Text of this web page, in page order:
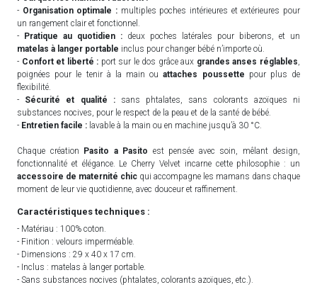
- Organisation optimale : multiples poches intérieures et extérieures pour
un rangement clair et fonctionnel.
- Pratique au quotidien : deux poches latérales pour biberons, et un
matelas à langer portable inclus pour changer bébé n’importe où.
- Confort et liberté : port sur le dos grâce aux grandes anses réglables
poignées pour le tenir à la main ouattaches poussette pour plus de
flexibilité.
- Sécurité et qualité :sans phtalates, sans colorants azoïques ni
substances nocives, pour le respect de la peau et de la santé de bébé.
- Entretien facile : lavable à la main ou en machine jusqu’à 30 °C.
Chaque création Pasito a Pasito est pensée avec soin, mêlant design,
fonctionnalité et élégance. Le Cherry Velvet incarne cette philosophie : un
accessoire de maternité chic qui accompagne les mamans dans chaque
moment de leur vie quotidienne, avec douceur et raffinement.
Caractéristiques techniques :
- Matériau : 100% coton.
- Finition : velours imperméable.
- Dimensions : 29 x 40 x 17 cm.
- Inclus : matelas à langer portable.
- Sans substances nocives (phtalates, colorants azoïques, etc.).